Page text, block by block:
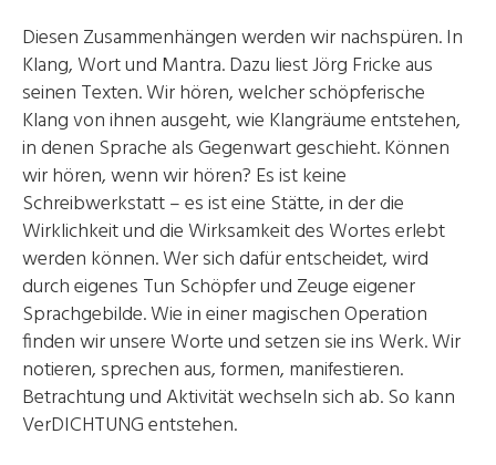
Diesen Zusammenhängen werden wir nachspüren. In
Klang, Wort und Mantra. Dazu liest Jörg Fricke aus
seinen Texten. Wir hören, welcher schöpferische
Klang von ihnen ausgeht, wie Klangräume entstehen,
in denen Sprache als Gegenwart geschieht. Können
wir hören, wenn wir hören? Es ist keine
Schreibwerkstatt – es ist eine Stätte, in der die
Wirklichkeit und die Wirksamkeit des Wortes erlebt
werden können. Wer sich dafür entscheidet, wird
durch eigenes Tun Schöpfer und Zeuge eigener
Sprachgebilde. Wie in einer magischen Operation
finden wir unsere Worte und setzen sie ins Werk. Wir
notieren, sprechen aus, formen, manifestieren.
Betrachtung und Aktivität wechseln sich ab. So kann
VerDICHTUNG entstehen.